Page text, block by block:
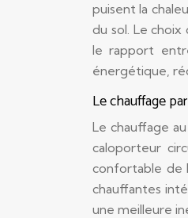
puisent la
du sol. Le
le rapport
énergétique,
Le chauffage
Le chauffage
caloporteur
confortable de
chauffantes
une meilleure